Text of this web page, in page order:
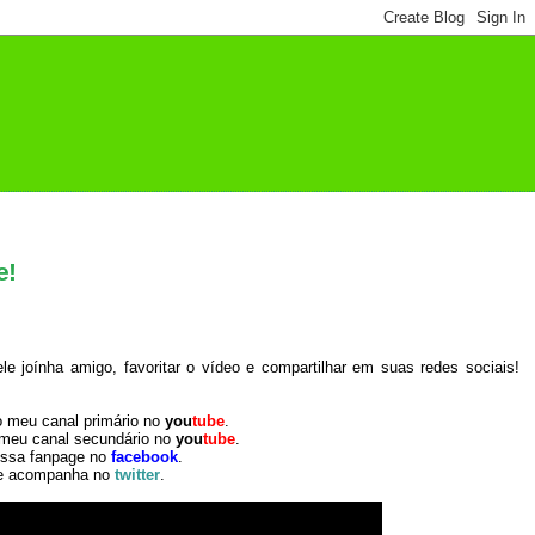
joínha amigo, favoritar o vídeo e compartilhar em suas redes sociais!
meu canal primário noyoutube.
canal secundário no youtube.
fanpage no facebook.
acompanha no twitter.